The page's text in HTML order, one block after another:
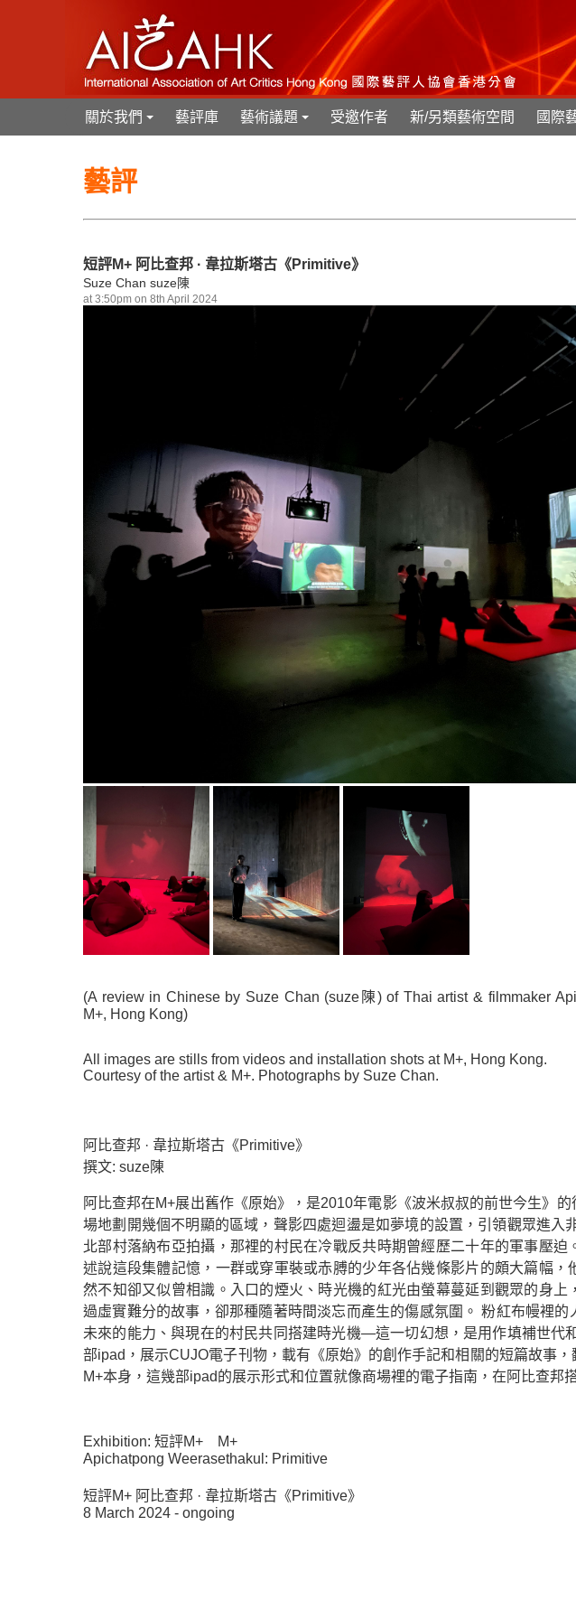
+
關於我們 藝評庫
+
藝術議題 受邀作者 新/另類藝術空間 國際
藝評
短評M+ 阿比查邦 · 韋拉斯塔古《Primitive》
Suze Chan suze陳
at 3:50pm on 8th April 2024
(A review in Chinese by Suze Chan (suze陳) of Thai artist & filmmaker
M+, Hong Kong)
All images are stills from videos and installation shots at M+, Hong Kong.
Courtesy of the artist & M+. Photographs by Suze Chan.
阿比查邦 · 韋拉斯塔古《Primitive》
撰文: suze陳
阿比查邦在M+展出舊作《原始》，是2010年電影《波米叔叔的前世今生》
場地劃開幾個不明顯的區域，聲影四處迴盪是如夢境的設置，引領觀眾進入
北部村落納布亞拍攝，那裡的村民在冷戰反共時期曾經歷二十年的軍事壓
述說這段集體記憶，一群或穿軍裝或赤膊的少年各佔幾條影片的頗大篇幅
然不知卻又似曾相識。入口的煙火、時光機的紅光由螢幕蔓延到觀眾的身
過虛實難分的故事，卻那種隨著時間淡忘而產生的傷感氛圍。 粉紅布幔裡
未來的能力、與現在的村民共同搭建時光機—這一切幻想，是用作填補世代
部ipad，展示CUJO電子刊物，載有《原始》的創作手記和相關的短篇故事
M+本身，這幾部ipad的展示形式和位置就像商場裡的電子指南，在阿比查邦
Exhibition: 短評M+
M+
Apichatpong Weerasethakul: Primitive
短評M+ 阿比查邦 · 韋拉斯塔古《Primitive》
8 March 2024 - ongoing